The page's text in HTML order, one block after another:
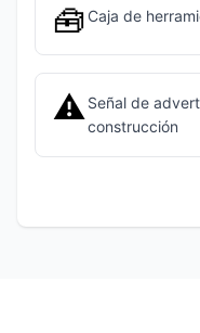
🧰 Caja de
⚠️ Señal de
construcción